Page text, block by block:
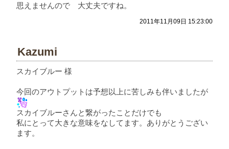
思えませんので 大丈夫ですね。
2011年11月09日 15:23:00
Kazumi
スカイブルー 様
今回のアウトプットは予想以上に苦しみも伴いましたが
スカイブルーさんと繋がったことだけでも
私にとって大きな意味をなしてます。ありがとうござい
ます。